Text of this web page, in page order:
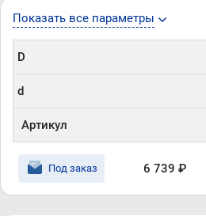
Показать все параметры
D
d
Артикул
Под заказ 6 739 ₽